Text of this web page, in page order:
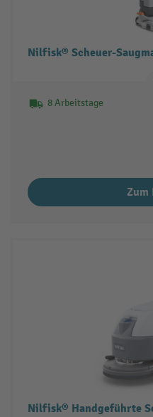
Nilfisk® Scheuer-
8 Arbeitstage
Zum
Nilfisk® Handgeführte